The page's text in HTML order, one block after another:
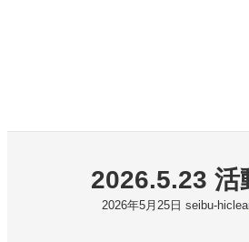
2026.5.23 活
2026年5月25日 seibu-